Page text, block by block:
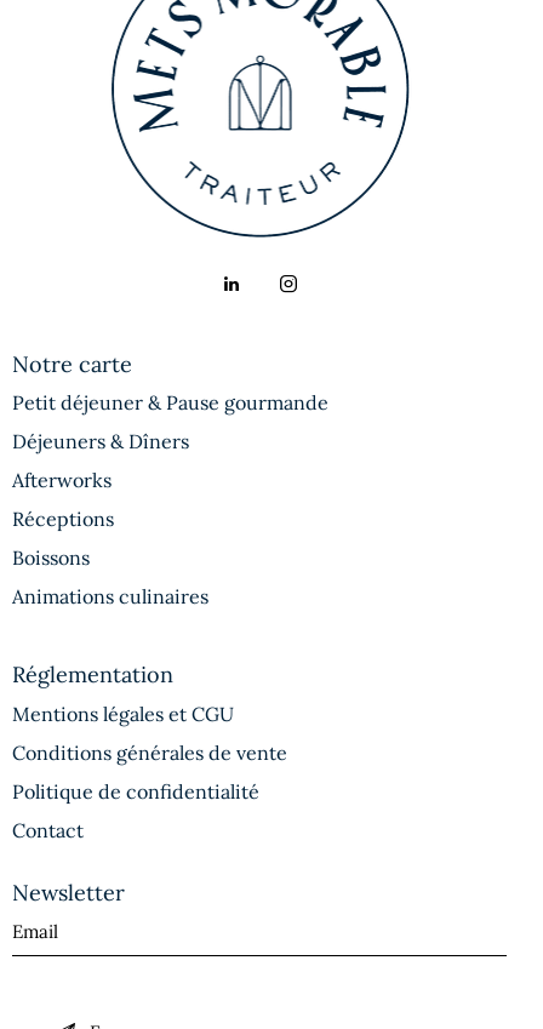
Notre carte
Petit déjeuner & Pause gourmande
Déjeuners & Dîners
Afterworks
Réceptions
Boissons
Animations culinaires
Réglementation
Mentions légales et CGU
Conditions générales de vente
Politique de confidentialité
Contact
Newsletter